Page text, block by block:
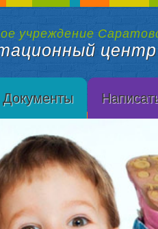
учреждение
Документы